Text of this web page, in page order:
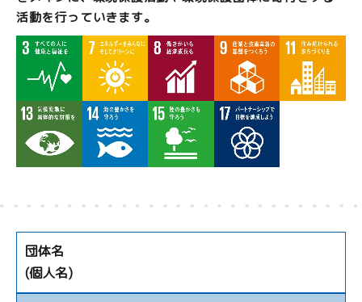
活動を行っていきます。
団体名
(個人名)